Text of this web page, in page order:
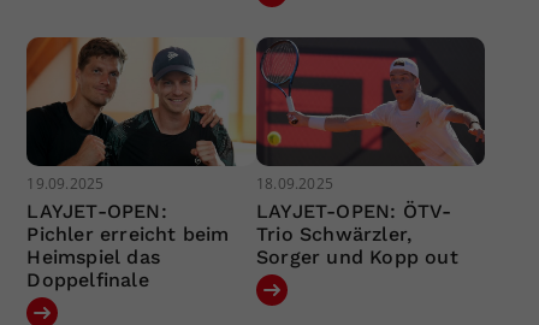
19.09.2025
LAYJET-OPEN:
Pichler erreicht beim
Heimspiel das
Doppelfinale
18.09.2025
LAYJET-OPEN: ÖTV-
Trio Schwärzler,
Sorger und Kopp out